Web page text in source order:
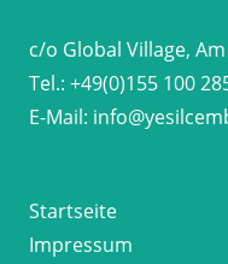
c/o Global Village,
Tel.: +49(0)155 100
E-Mail:
Startseite
Impressum